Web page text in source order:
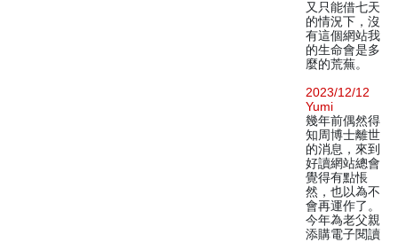
又只能借七天
的情況下，沒
有這個網站我
的生命會是多
麼的荒蕪。
2023/12/12
Yumi
幾年前偶然得
知周博士離世
的消息，來到
好讀網站總會
覺得有點悵
然，也以為不
會再運作了。
今年為老父親
添購電子閱讀